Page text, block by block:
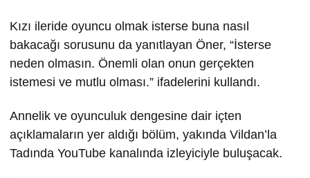
Kızı ileride oyuncu olmak isterse buna nasıl
bakacağı sorusunu da yanıtlayan Öner, “İsterse
neden olmasın. Önemli olan onun gerçekten
istemesi ve mutlu olması.” ifadelerini kullandı.
Annelik ve oyunculuk dengesine dair içten
açıklamaların yer aldığı bölüm, yakında Vildan’la
Tadında YouTube kanalında izleyiciyle buluşacak.